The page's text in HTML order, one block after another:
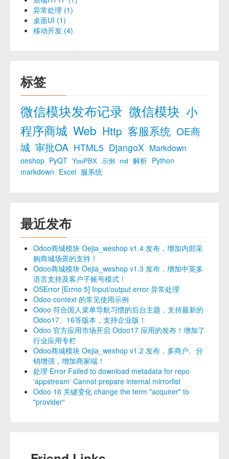
异常处理 (1)
桌面UI (1)
移动开发 (4)
标签
微信模块发布记录 微信模块 小
程序商城 Web Http 客服系统 OE商
城 审批OA HTML5 DjangoX Markdown
oeshop PyQT YouPBX 示例 md 解析 Python
markdown Excel 服系统
最近发布
Odoo商城模块 Oejia_weshop v1.4 发布，增加内部采
购商城场景的支持！
Odoo商城模块 Oejia_weshop v1.3 发布，增加中英多
语言支持及客户子账号模式！
OSError [Errno 5] Input/output error 异常处理
Odoo context 的常见使用示例
Odoo 符合国人菜单导航习惯的后台主题，支持最新的
Odoo17、16等版本，支持企业版！
Odoo 官方应用市场开启 Odoo17 应用的发布！增加了
行业应用专栏
Odoo商城模块 Oejia_weshop v1.2 发布，多商户、分
销增强，增加商家端！
处理 Error Failed to download metadata for repo
‘appstream‘ Cannot prepare internal mirrorlist
Odoo 16 关键变化 change the term "acquirer" to
"provider"